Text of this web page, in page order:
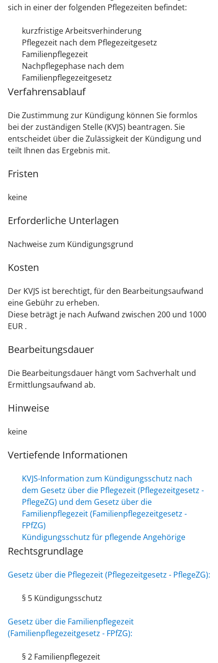
sich in einer der folgenden Pflegezeiten befindet:
kurzfristige Arbeitsverhinderung
Pflegezeit nach dem Pflegezeitgesetz
Familienpflegezeit
Nachpflegephase nach dem
Familienpflegezeitgesetz
Verfahrensablauf
Die Zustimmung zur Kündigung können Sie formlos
bei der zuständigen Stelle (KVJS) beantragen. Sie
entscheidet über die Zulässigkeit der Kündigung und
teilt Ihnen das Ergebnis mit.
Fristen
keine
Erforderliche Unterlagen
Nachweise zum Kündigungsgrund
Kosten
Der KVJS ist berechtigt, für den Bearbeitungsaufwand
eine Gebühr zu erheben.
Diese beträgt je nach Aufwand zwischen 200 und 1000
EUR .
Bearbeitungsdauer
Die Bearbeitungsdauer hängt vom Sachverhalt und
Ermittlungsaufwand ab.
Hinweise
keine
Vertiefende Informationen
KVJS-Information zum Kündigungsschutz nach
dem Gesetz über die Pflegezeit (Pflegezeitgesetz -
PflegeZG) und dem Gesetz über die
Familienpflegezeit (Familienpflegezeitgesetz -
FPfZG)
Kündigungsschutz für pflegende Angehörige
Rechtsgrundlage
Gesetz über die Pflegezeit (Pflegezeitgesetz - PflegeZG):
§ 5 Kündigungsschutz
Gesetz über die Familienpflegezeit
(Familienpflegezeitgesetz - FPfZG):
§ 2 Familienpflegezeit